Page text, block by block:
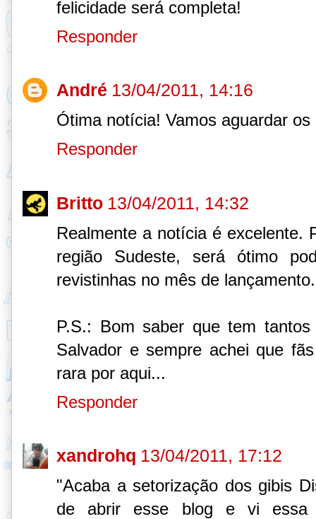
felicidade será completa!
Responder
André 13/04/2011, 14:16
Ótima notícia! Vamos aguardar
Responder
Britto 13/04/2011, 14:32
Realmente a notícia é excelente.
região Sudeste, será ótimo
revistinhas no mês de lançamento.
P.S.: Bom saber que tem
Salvador e sempre achei que
rara por aqui...
Responder
xandrohq 13/04/2011, 17:12
"Acaba a setorização dos gibis
de abrir esse blog e vi essa